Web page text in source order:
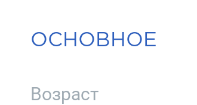
ОСНОВНОЕ
Возраст